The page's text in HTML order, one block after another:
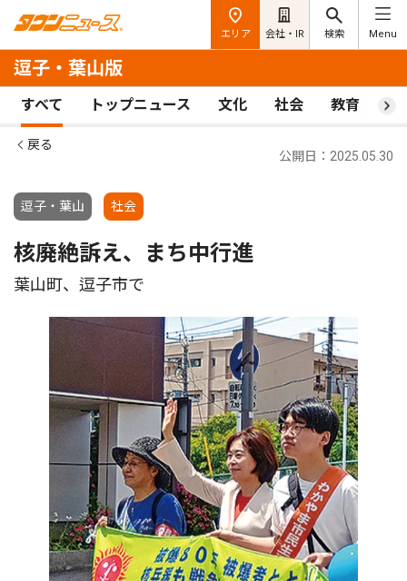
エリア 会社・IR 検索 Menu
逗子・葉山版
すべて トップニュース 文化 社会 教育 ス
戻る
逗子・葉山 社会
公開日：2025.05.30
核廃絶訴え、まち中行進
葉山町、逗子市で